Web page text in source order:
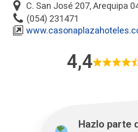
C. San José 207, Arequipa
(054) 231471
4,4
Hazlo parte